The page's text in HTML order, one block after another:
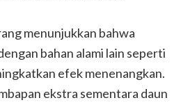
menunjukkan bahwa
bahan alami lain seperti
efek menenangkan.
ekstra sementara daun